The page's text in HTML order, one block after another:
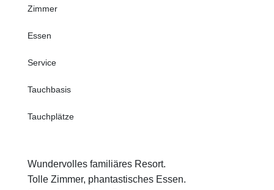
Zimmer
Essen
Service
Tauchbasis
Tauchplätze
Wundervolles familiäres Resort.
Tolle Zimmer, phantastisches Essen.